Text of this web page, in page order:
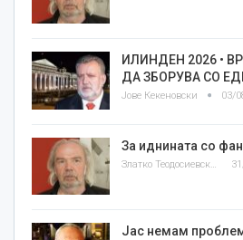
ИЛИНДЕН 2026 •
ДА ЗБОРУВА СО
Јове Кекеновски 03/
За иднината со
Златко Теодосиевски
Јас немам